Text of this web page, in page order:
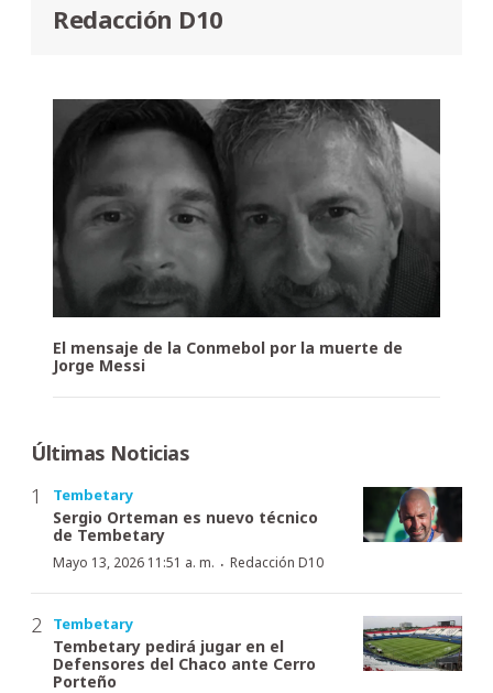
Redacción D10
El mensaje de la Conmebol por la muerte de
Jorge Messi
Últimas Noticias
Tembetary
Sergio Orteman es nuevo técnico
de Tembetary
Mayo 13, 2026 11:51 a. m. · Redacción D10
Tembetary
Tembetary pedirá jugar en el
Defensores del Chaco ante Cerro
Porteño